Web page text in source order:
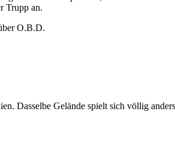
Trupp an.
O.B.D.
Dasselbe Gelände spielt sich völlig